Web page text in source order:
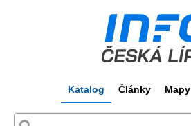
Katalog Články Mapy